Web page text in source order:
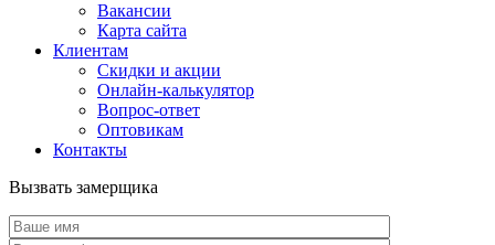
Вакансии
Карта сайта
Клиентам
Скидки и акции
Онлайн-калькулятор
Вопрос-ответ
Оптовикам
Контакты
Вызвать замерщика